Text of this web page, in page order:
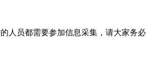
人员都需要参加信息采集，请大家务必